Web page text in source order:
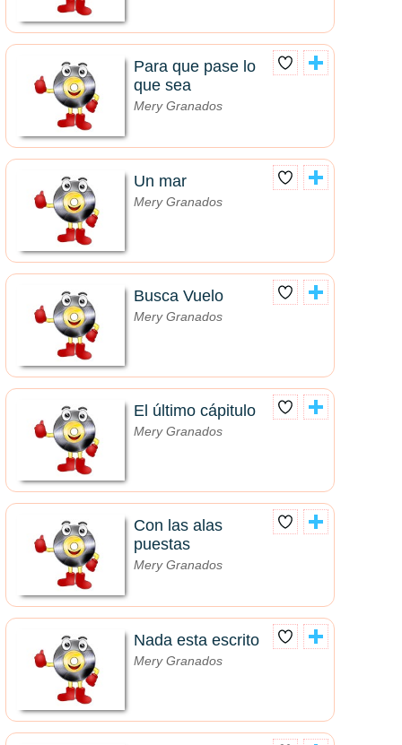
Para que pase lo
que sea
Mery Granados
Un mar
Mery Granados
Busca Vuelo
Mery Granados
El último cápitulo
Mery Granados
Con las alas
puestas
Mery Granados
Nada esta escrito
Mery Granados